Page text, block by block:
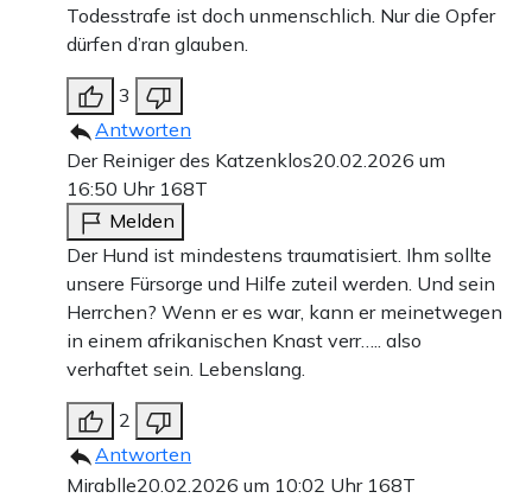
Todesstrafe ist doch unmenschlich. Nur die Opfer
dürfen d’ran glauben.
3
Antworten
Der Reiniger des Katzenklos20.02.2026 um
16:50 Uhr 168T
Melden
Der Hund ist mindestens traumatisiert. Ihm sollte
unsere Fürsorge und Hilfe zuteil werden. Und sein
Herrchen? Wenn er es war, kann er meinetwegen
in einem afrikanischen Knast verr….. also
verhaftet sein. Lebenslang.
2
Antworten
Mirablle20.02.2026 um 10:02 Uhr 168T